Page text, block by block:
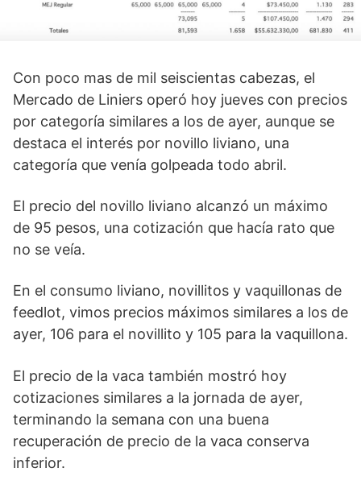
Con poco mas de mil seiscientas cabezas, el
Mercado de Liniers operó hoy jueves con precios
por categoría similares a los de ayer, aunque se
destaca el interés por novillo liviano, una
categoría que venía golpeada todo abril.
El precio del novillo liviano alcanzó un máximo
de 95 pesos, una cotización que hacía rato que
no se veía.
En el consumo liviano, novillitos y vaquillonas de
feedlot, vimos precios máximos similares a los de
ayer, 106 para el novillito y 105 para la vaquillona.
El precio de la vaca también mostró hoy
cotizaciones similares a la jornada de ayer,
terminando la semana con una buena
recuperación de precio de la vaca conserva
inferior.